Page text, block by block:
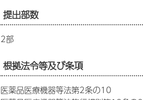
提出部数
2部
根拠法令等及び条項
医薬品医療機器等法第2条の10